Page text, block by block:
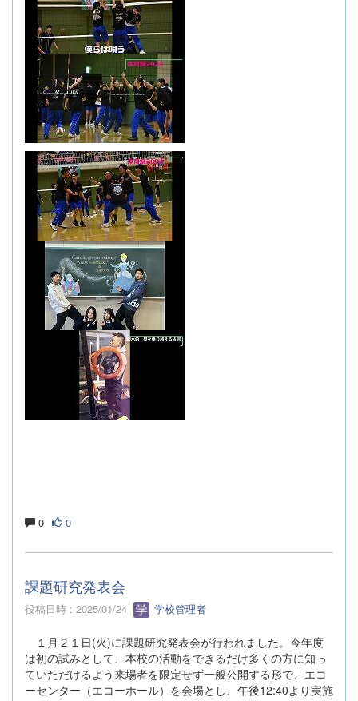
0 0
課題研究発表会
投稿日時 : 2025/01/24 学校管理者
１月２１日(火)に課題研究発表会が行われました。今年度
は初の試みとして、本校の活動をできるだけ多くの方に知っ
ていただけるよう来場者を限定せず一般公開する形で、エコ
ーセンター（エコーホール）を会場とし、午後12:40より実施